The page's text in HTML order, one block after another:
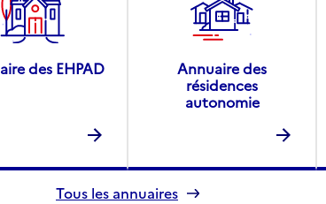
des EHPAD
Annuaire des
résidences
autonomie
Tous les annuaires